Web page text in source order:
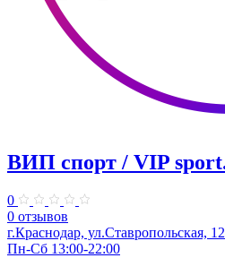
ВИП спорт / VIP
0
0 отзывов
г.Краснодар, ул.Ставропольская,
Пн-Сб 13:00-22:00